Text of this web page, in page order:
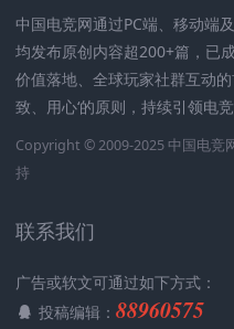
中国电竞网通过PC端、移动端
均发布原创内容超200+篇，已
价值落地、全球玩家社群互动
致、用心‘的原则，持续引领电
Copyright © 2009-2025 中国电竞
持
联系我们
广告或软文可通过如下方式：
投稿编辑： 88960575